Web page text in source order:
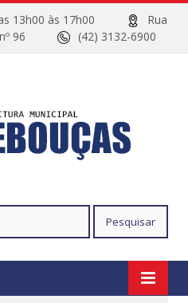
13h00 às 17h00
Rua
nº 96
(42) 3132-6900